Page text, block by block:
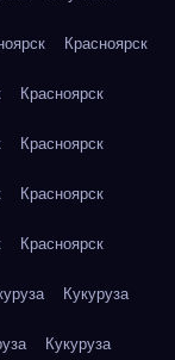
Красноярск
Красноярск
Красноярск
Красноярск
Красноярск
Кукуруза
Кукуруза